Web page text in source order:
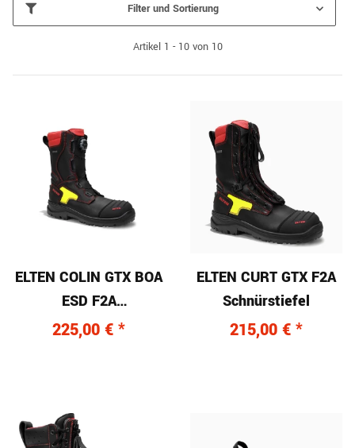
Filter und Sortierung
Artikel 1 - 10 von 10
ELTEN COLIN GTX BOA
ESD F2A
Feuerwehrstiefel
225,00 € *
ELTEN CURT GTX F2A
Schnürstiefel
215,00 € *